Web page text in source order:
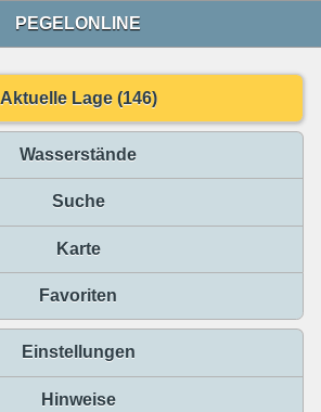
PEGELONLINE
Aktuelle Lage (146)
Wasserstände
Suche
Karte
Favoriten
Einstellungen
Hinweise